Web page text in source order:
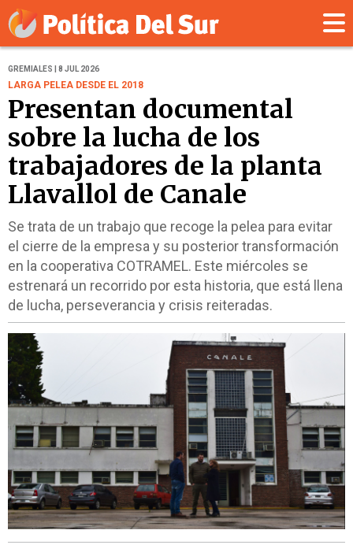
GREMIALES | 8 JUL 2026
LARGA PELEA DESDE EL 2018
Presentan documental
sobre la lucha de los
trabajadores de la planta
Llavallol de Canale
Se trata de un trabajo que recoge la pelea para evitar
el cierre de la empresa y su posterior transformación
en la cooperativa COTRAMEL. Este miércoles se
estrenará un recorrido por esta historia, que está llena
de lucha, perseverancia y crisis reiteradas.